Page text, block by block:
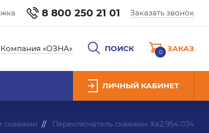
8 800 250 21 01 Заказать звонок
Компания «ОЗНА» ПОИСК 0 ЗАКАЗ
ЛИЧНЫЙ КАБИНЕТ
скважин Переключатель скважин Ха2.954.034